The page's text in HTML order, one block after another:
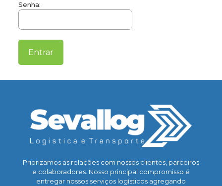
Senha:
Priorizamos as relações com nossos clientes, parceiros
e colaboradores. Nosso principal compromisso é
entregar nossos serviços logísticos agregando